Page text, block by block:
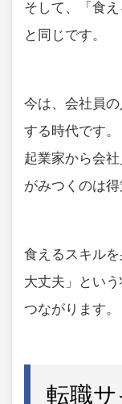
そして、「食
と同じです。
今は、会社員
する時代です。
起業家から会
がみつくのは得
食えるスキル
大丈夫」とい
つながります。
転職